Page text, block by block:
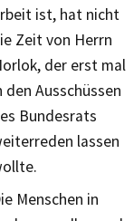
ist, hat nicht
Zeit von Herrn
der erst mal
den Ausschüssen
Bundesrats
lassen
Menschen in